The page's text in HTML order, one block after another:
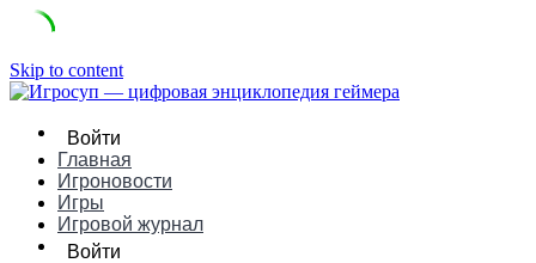
Skip to content
Войти
Главная
Игроновости
Игры
Игровой журнал
Войти